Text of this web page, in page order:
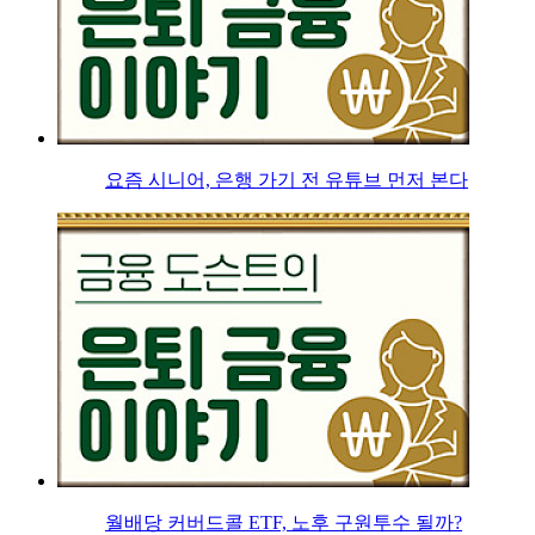
요즘 시니어, 은행 가기 전 유튜브 먼저 본다
월배당 커버드콜 ETF, 노후 구원투수 될까?